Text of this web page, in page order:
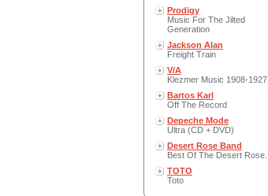
Prodigy
Music For The Jilted
Generation
Jackson Alan
Freight Train
V/A
Klezmer Music 1908-1927
Bartos Karl
Off The Record
Depeche Mode
Ultra (CD + DVD)
Desert Rose Band
Best Of The Desert Rose..
TOTO
Toto